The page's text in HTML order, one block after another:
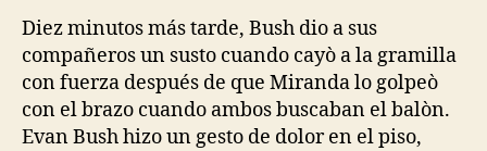
Diez minutos más tarde, Bush dio a sus
compañeros un susto cuando cayò a la gramilla
con fuerza después de que Miranda lo golpeò
con el brazo cuando ambos buscaban el balòn.
Evan Bush hizo un gesto de dolor en el piso,